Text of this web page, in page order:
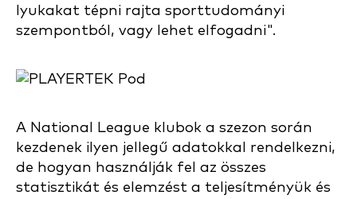
lyukakat tépni rajta sporttudományi
szempontból, vagy lehet elfogadni".
A National League klubok a szezon során
kezdenek ilyen jellegű adatokkal rendelkezni,
de hogyan használják fel az összes
statisztikát és elemzést a teljesítményük és